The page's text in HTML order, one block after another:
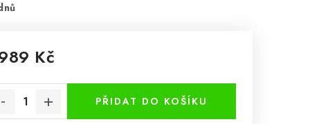
Kč
PŘIDAT DO KOŠÍKU